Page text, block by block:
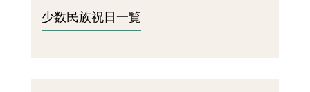
少数民族祝日一覧